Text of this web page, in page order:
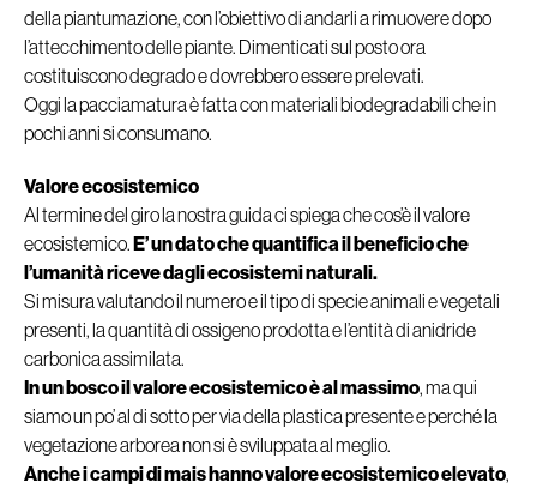
della piantumazione, con l’obiettivo di andarli a rimuovere dopo
l’attecchimento delle piante. Dimenticati sul posto ora
costituiscono degrado e dovrebbero essere prelevati.
Oggi la pacciamatura è fatta con materiali biodegradabili che in
pochi anni si consumano.
Valore ecosistemico
Al termine del giro la nostra guida ci spiega che cos’è il valore
ecosistemico.E’ un dato che quantifica il beneficio che
l’umanità riceve dagli ecosistemi naturali.
Si misura valutando il numero e il tipo di specie animali e vegetali
presenti, la quantità di ossigeno prodotta e l’entità di anidride
carbonica assimilata.
In un bosco il valore ecosistemico è al massimo, ma qui
siamo un po’ al di sotto per via della plastica presente e perché la
vegetazione arborea non si è sviluppata al meglio.
Anche i campi di mais hanno valore ecosistemico elevato,